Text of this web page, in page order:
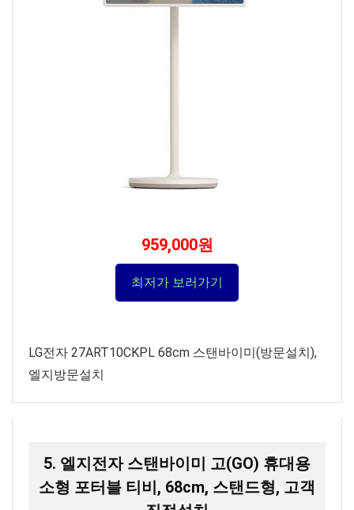
959,000원
최저가 보러가기
LG전자 27ART10CKPL 68cm 스탠바이미(방문설치),
엘지방문설치
5. 엘지전자 스탠바이미 고(GO) 휴대용
소형 포터블 티비, 68cm, 스탠드형, 고객